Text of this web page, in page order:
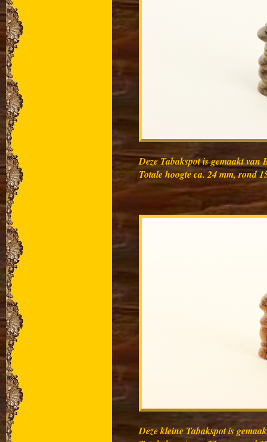
Deze Tabakspot is gemaakt van
Totale hoogte ca. 24 mm, rond
Deze kleine Tabakspot is